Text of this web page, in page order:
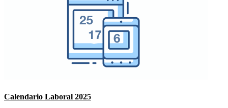
Calendario Laboral 2025